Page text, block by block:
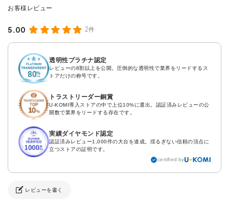
5.00 2件
透明性プラチナ認定
レビューの8割以上を公開。圧倒的な透明性で業界をリードするス
トアだけの称号です。
トラストリーダー銅賞
U-KOMI導入ストアの中で上位10%に選出。認証済みレビューの公
開数で業界をリードする存在です。
実績ダイヤモンド認定
認証済みレビュー1,000件の大台を達成。揺るぎない信頼の頂点に
立つストアの証明です。
certified by
レビューを書く